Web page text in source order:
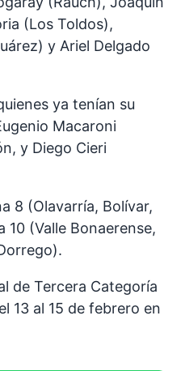
(Los Toldos),
y Ariel Delgado
ya tenían su
Macaroni
y Diego Cieri
8 (Olavarría, Bolívar,
10 (Valle Bonaerense,
de Tercera Categoría
13 al 15 de febrero en